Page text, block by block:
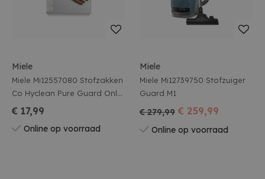
Miele
Miele Mi12557080 Stofzakken
Co Hyclean Pure Guard Only
Voor Types M1
€ 17,99
Online op voorraad
Miele
Miele Mi12739750 Stofzuiger
Guard M1
€ 279,99 € 259,99
Online op voorraad